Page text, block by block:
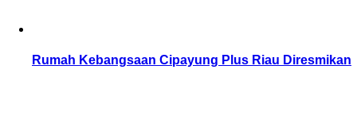
Rumah Kebangsaan Cipayung Plus Riau Diresmikan